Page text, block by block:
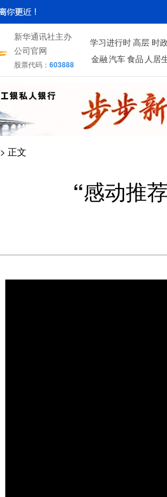
新华通讯社主办
公司官网
股票代码： 603888
学习进行时 高层 时政
金融 汽车 食品 人居
> 正文
“感动推